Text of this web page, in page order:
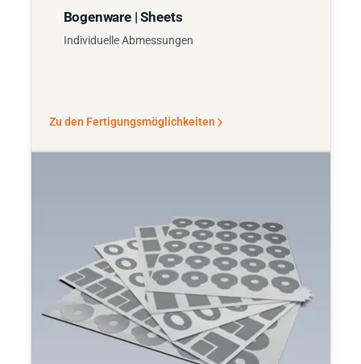
Bogenware | Sheets
Individuelle Abmessungen
Zu den Fertigungsmöglichkeiten